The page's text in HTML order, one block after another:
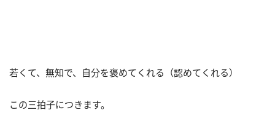
若くて、無知で、自分を褒めてくれる（認めてくれる）
この三拍子につきます。